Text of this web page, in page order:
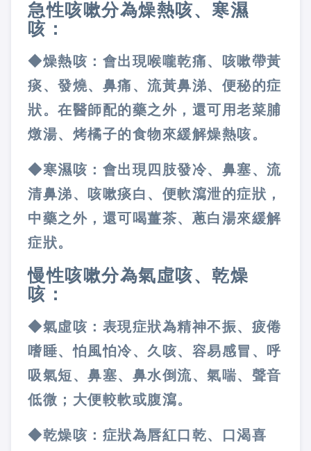
急性咳嗽分為燥熱咳、寒濕
咳：
◆燥熱咳：會出現喉嚨乾痛、咳嗽帶黃
痰、發燒、鼻痛、流黃鼻涕、便秘的症
狀。在醫師配的藥之外，還可用老菜脯
燉湯、烤橘子的食物來緩解燥熱咳。
◆寒濕咳：會出現四肢發冷、鼻塞、流
清鼻涕、咳嗽痰白、便軟瀉泄的症狀，
中藥之外，還可喝薑茶、蔥白湯來緩解
症狀。
慢性咳嗽分為氣虛咳、乾燥
咳：
◆氣虛咳：表現症狀為精神不振、疲倦
嗜睡、怕風怕冷、久咳、容易感冒、呼
吸氣短、鼻塞、鼻水倒流、氣喘、聲音
低微；大便較軟或腹瀉。
◆乾燥咳：症狀為唇紅口乾、口渴喜